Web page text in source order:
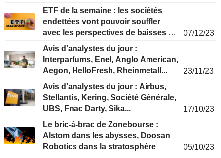
ETF de la semaine : les sociétés
endettées vont pouvoir souffler
avec les perspectives de baisses de
07/12/23
Avis d'analystes du jour :
Interparfums, Enel, Anglo American,
Aegon, HelloFresh, Rheinmetall...
23/11/23
Avis d'analystes du jour : Airbus,
Stellantis, Kering, Société Générale,
UBS, Fnac Darty, Sika...
17/10/23
Le bric-à-brac de Zonebourse :
Alstom dans les abysses, Doosan
Robotics dans la stratosphère
05/10/23